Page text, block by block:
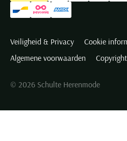
Veiligheid & Privacy Cookie
Algemene voorwaarden
Copyright
© 2026 Schulte Herenmode